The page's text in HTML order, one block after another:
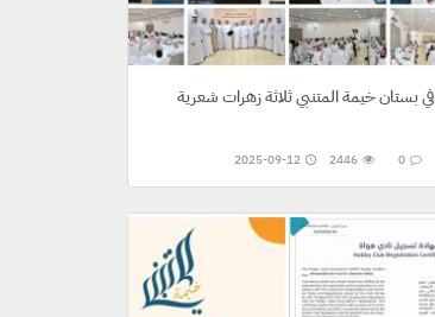
في بستان خيمة المتنبي ثلاثة زهرات شعرية
2025-09-12 0
2446